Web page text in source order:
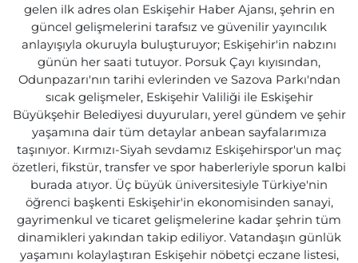
gelen ilk adres olan Eskişehir Haber Ajansı, şehrin en
güncel gelişmelerini tarafsız ve güvenilir yayıncılık
anlayışıyla okuruyla buluşturuyor; Eskişehir'in nabzını
günün her saati tutuyor. Porsuk Çayı kıyısından,
Odunpazarı'nın tarihi evlerinden ve Sazova Parkı'ndan
sıcak gelişmeler, Eskişehir Valiliği ile Eskişehir
Büyükşehir Belediyesi duyuruları, yerel gündem ve şehir
yaşamına dair tüm detaylar anbean sayfalarımıza
taşınıyor. Kırmızı-Siyah sevdamız Eskişehirspor'un maç
özetleri, fikstür, transfer ve spor haberleriyle sporun kalbi
burada atıyor. Üç büyük üniversitesiyle Türkiye'nin
öğrenci başkenti Eskişehir'in ekonomisinden sanayi,
gayrimenkul ve ticaret gelişmelerine kadar şehrin tüm
dinamikleri yakından takip ediliyor. Vatandaşın günlük
yaşamını kolaylaştıran Eskişehir nöbetçi eczane listesi,